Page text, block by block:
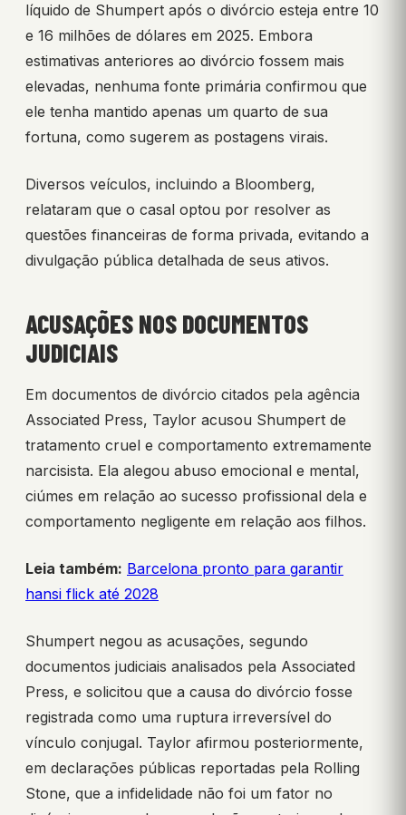
líquido de Shumpert após o divórcio esteja entre 10
e 16 milhões de dólares em 2025. Embora
estimativas anteriores ao divórcio fossem mais
elevadas, nenhuma fonte primária confirmou que
ele tenha mantido apenas um quarto de sua
fortuna, como sugerem as postagens virais.
Diversos veículos, incluindo a Bloomberg,
relataram que o casal optou por resolver as
questões financeiras de forma privada, evitando a
divulgação pública detalhada de seus ativos.
ACUSAÇÕES NOS DOCUMENTOS
JUDICIAIS
Em documentos de divórcio citados pela agência
Associated Press, Taylor acusou Shumpert de
tratamento cruel e comportamento extremamente
narcisista. Ela alegou abuso emocional e mental,
ciúmes em relação ao sucesso profissional dela e
comportamento negligente em relação aos filhos.
Leia também: Barcelona pronto para garantir
hansi flick até 2028
Shumpert negou as acusações, segundo
documentos judiciais analisados pela Associated
Press, e solicitou que a causa do divórcio fosse
registrada como uma ruptura irreversível do
vínculo conjugal. Taylor afirmou posteriormente,
em declarações públicas reportadas pela Rolling
Stone, que a infidelidade não foi um fator no